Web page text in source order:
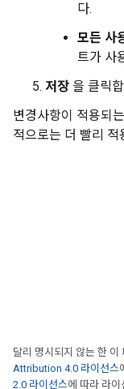
다.
모든 사
트가 사
저장 을 클릭
변경사항이 적용되
적으로는 더 빨리 적
달리 명시되지 않는 한 이
Attribution 4.0 라이선스
2.0 라이선스에 따라 라